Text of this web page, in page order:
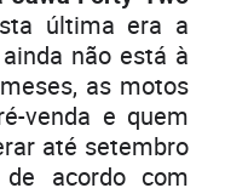
última era a
não está à
as motos
venda e quem
até setembro
acordo com